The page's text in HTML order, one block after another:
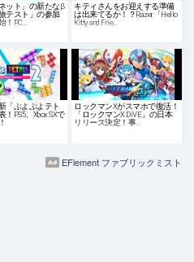
ット」の新たなβ
テスト」の参加
！PC…
キティさんをお迎えする準備
は出来てるか！？Razer「Hello
Kitty and Frie…
「ぷよぷよテト
！PS5、Xbox SXで
ロックマンXがスマホで復活！
「ロックマンX DiVE」の日本
リリース決定！事…
EFlement ファブリックミスト